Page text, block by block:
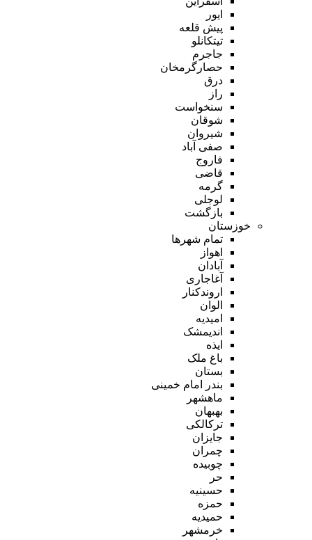
ایور
پیش قلعه
تیتکانلو
جاجرم
حصارگرمخان
درق
راز
سنخواست
شوقان
شیروان
صفی آباد
فاروج
قاضی
گرمه
لوجلی
بازگشت
خوزستان
تمام شهر‌ها
اهواز
آبادان
آغاجاری
اروندکنار
الوان
امیدیه
اندیمشک
ایذه
باغ ملک
بستان
بندر امام خمینی
ماهشهر
بهبهان
ترکالکی
جایزان
چمران
چوبیده
حر
حسینیه
حمزه
حمیدیه
خرمشهر